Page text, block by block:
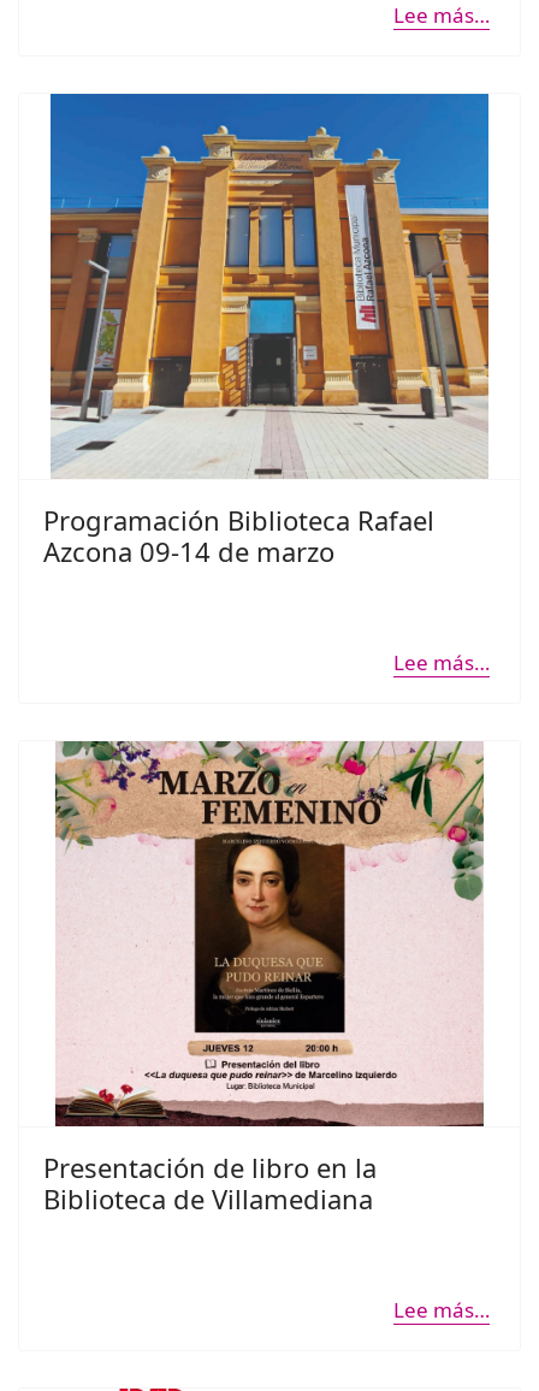
Lee más…
Programación Biblioteca Rafael
Azcona 09-14 de marzo
Lee más…
Presentación de libro en la
Biblioteca de Villamediana
Lee más…